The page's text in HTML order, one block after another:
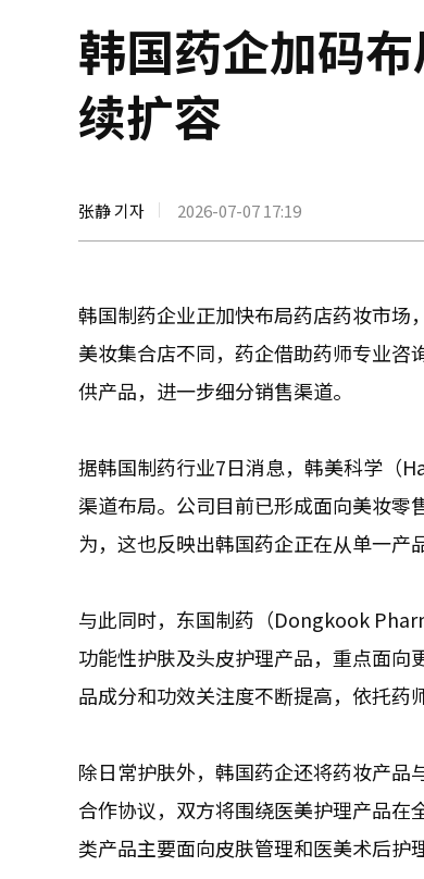
韩国药企加码
续扩容
张静 기자 2026-07-07 17:19
韩国制药企业正加快布局药店药妆市场
美妆集合店不同，药企借助药师专业
供产品，进一步细分销售渠道。
据韩国制药行业7日消息，韩美科学（
渠道布局。公司目前已形成面向美妆零
为，这也反映出韩国药企正在从单一产
与此同时，东国制药（Dongkook
功能性护肤及头皮护理产品，重点面
品成分和功效关注度不断提高，依托药
除日常护肤外，韩国药企还将药妆产
合作协议，双方将围绕医美护理产品
类产品主要面向皮肤管理和医美术后护